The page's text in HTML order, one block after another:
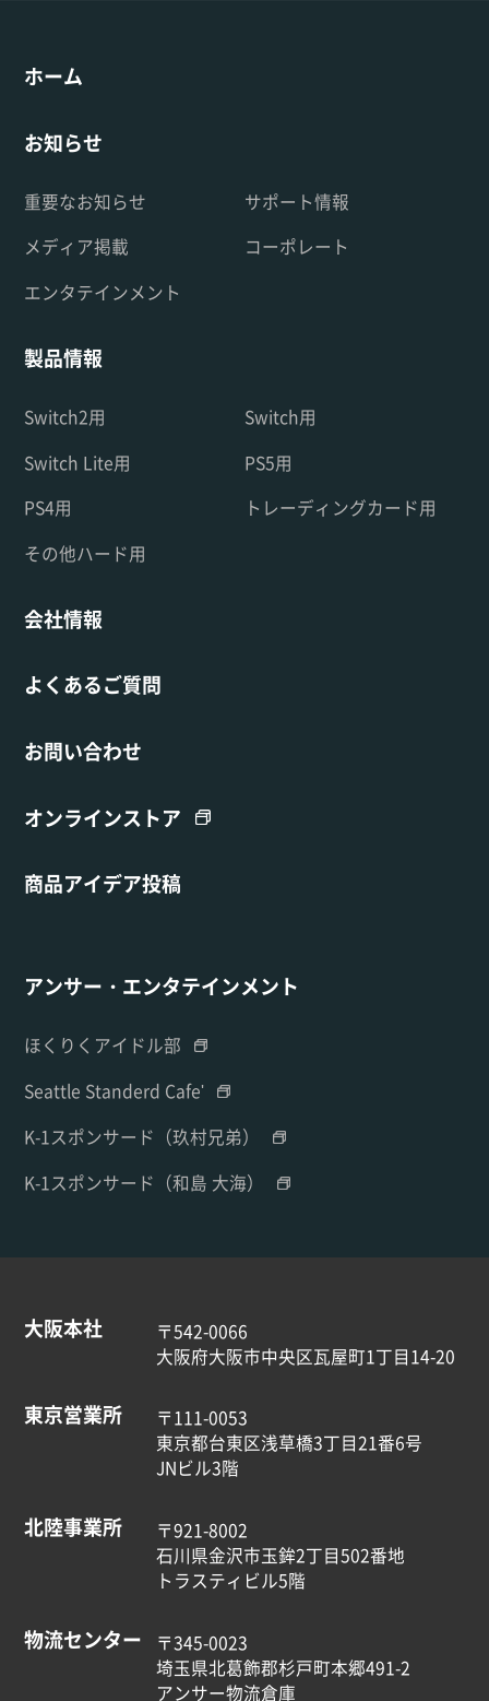
ホーム
お知らせ
重要なお知らせ
サポート情報
メディア掲載
コーポレート
エンタテインメント
製品情報
Switch2用
Switch用
Switch Lite用
PS5用
PS4用
トレーディングカード用
その他ハード用
会社情報
よくあるご質問
お問い合わせ
オンラインストア
商品アイデア投稿
アンサー・エンタテインメント
ほくりくアイドル部
Seattle Standerd Cafe'
K-1スポンサード（玖村兄弟）
K-1スポンサード（和島 大海）
大阪本社
〒542-0066
大阪府大阪市中央区瓦屋町1丁目14-20
東京営業所
〒111-0053
東京都台東区浅草橋3丁目21番6号
JNビル3階
北陸事業所
〒921-8002
石川県金沢市玉鉾2丁目502番地
トラスティビル5階
物流センター
〒345-0023
埼玉県北葛飾郡杉戸町本郷491-2
アンサー物流倉庫